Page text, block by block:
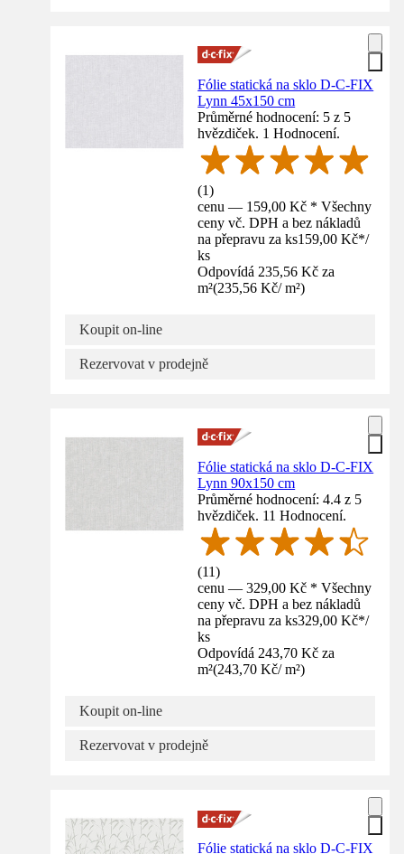
Fólie statická na sklo D-C-FIX
Lynn 45x150 cm
Průměrné hodnocení: 5 z 5
hvězdiček. 1 Hodnocení.
(1)
cenu — 159,00 Kč * Všechny
ceny vč. DPH a bez nákladů
na přepravu za ks159,00 Kč*/
ks
Odpovídá 235,56 Kč za
m²(235,56 Kč/ m²)
Koupit on-line
Rezervovat v prodejně
Fólie statická na sklo D-C-FIX
Lynn 90x150 cm
Průměrné hodnocení: 4.4 z 5
hvězdiček. 11 Hodnocení.
(11)
cenu — 329,00 Kč * Všechny
ceny vč. DPH a bez nákladů
na přepravu za ks329,00 Kč*/
ks
Odpovídá 243,70 Kč za
m²(243,70 Kč/ m²)
Koupit on-line
Rezervovat v prodejně
Fólie statická na sklo D-C-FIX